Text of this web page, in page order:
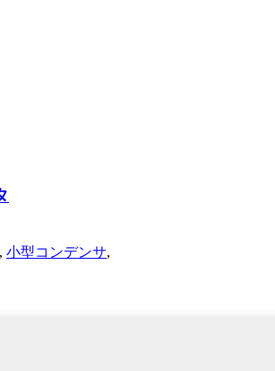
, 小型コンデンサ,